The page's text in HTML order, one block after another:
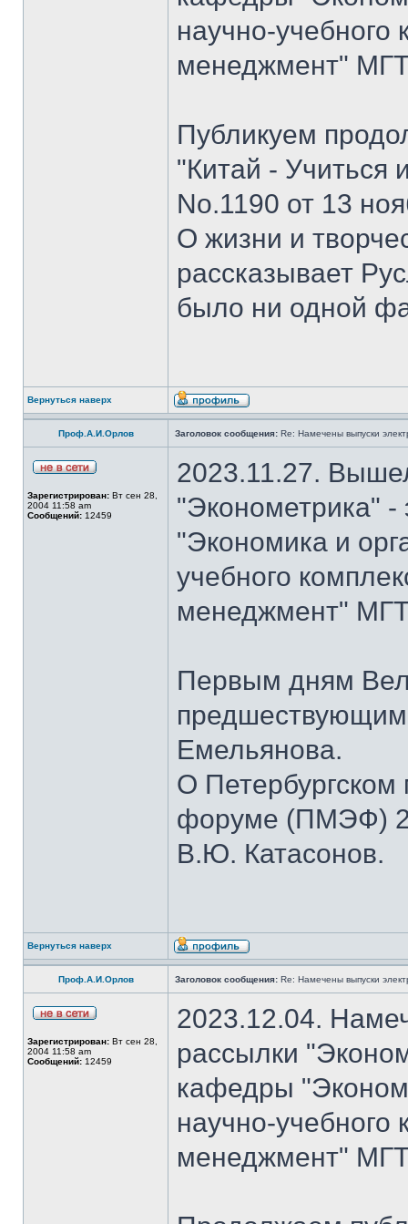
научно-
менеджмент"
Публикуем
"Китай - Учиться
No.1190 от 13
О жизни и
рассказывает
было ни одной
Вернуться наверх
Проф.А.И.Орлов Заголовок сообщения: Re: Намечены выпуски
Зарегистрирован: Вт сен 28,
2004 11:58 am
Сообщений: 12459
2023.11.27.
"Эконометрика" -
"Экономика и
учебного
менеджмент"
Первым дням
Емельянова.
О
форуме (ПМЭФ)
В.Ю. Катасонов.
Вернуться наверх
Проф.А.И.Орлов Заголовок сообщения: Re: Намечены выпуски
Зарегистрирован: Вт сен 28,
2004 11:58 am
Сообщений: 12459
2023.12.04.
рассылки
кафедры
научно-
менеджмент"